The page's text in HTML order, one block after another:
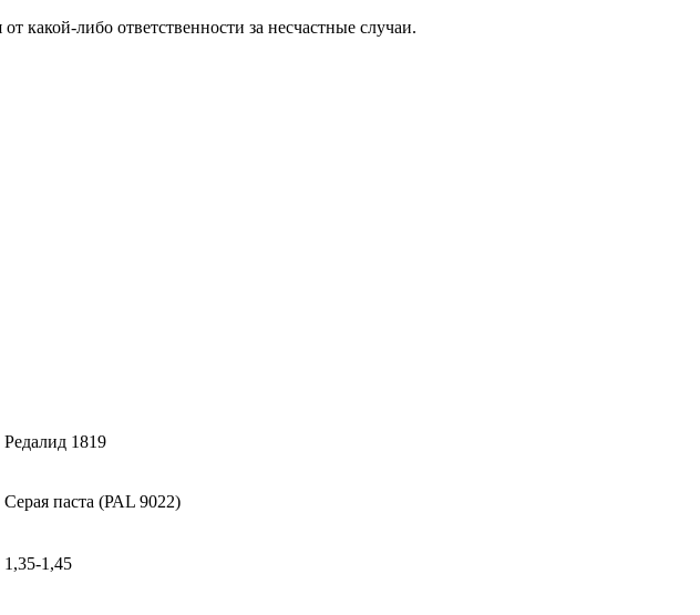
какой-либо ответственности за несчастные случаи.
Редалид 1819
Серая паста (РАL 9022)
1,35-1,45